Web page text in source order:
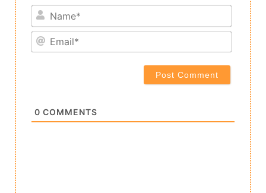
Name*
Email*
0 COMMENTS